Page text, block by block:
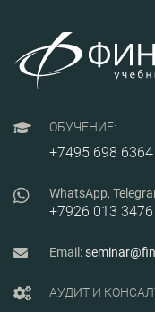
ОБУЧЕНИЕ:
+7495 698 6364
WhatsApp,
+7926 013 3476
Email:
АУДИТ И